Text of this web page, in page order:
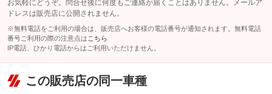
お気軽にどうぞ。問合せ後に何度もご連絡が届くことはありません。メールア
ドレスは販売店に公開されません。
※無料電話をご利用の場合は、販売店へお客様の電話番号が通知されます。無料電話
番号ご利用の際の注意点は こちら
IP電話、ひかり電話からはご利用いただけません。
この販売店の同一車種